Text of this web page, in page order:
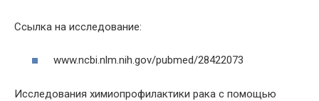
Ссылка на исследование:
www.ncbi.nlm.nih.gov/pubmed/28422073
Исследования химиопрофилактики рака с помощью